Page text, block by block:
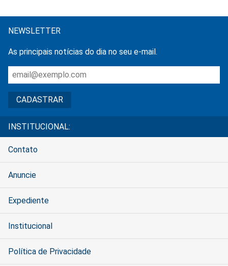
NEWSLETTER
As principais notícias do dia no seu e-mail.
INSTITUCIONAL:
Contato
Anuncie
Expediente
Institucional
Política de Privacidade